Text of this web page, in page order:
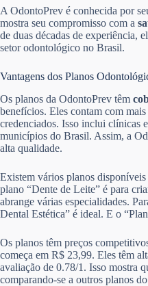
A OdontoPrev é conhecida por
mostra seu compromisso com a
de duas décadas de experiência,
setor odontológico no Brasil.
Vantagens dos Planos
Os planos da OdontoPrev têm
benefícios. Eles contam com
credenciados. Isso inclui clínicas
municípios do Brasil. Assim, a
alta qualidade.
Existem vários planos disponíveis
plano “Dente de Leite” é para
abrange várias especialidades.
Dental Estética” é ideal. E o
Os planos têm preços
começa em R$ 23,99. Eles têm
avaliação de 0.78/1. Isso mostra
comparando-se a outros planos